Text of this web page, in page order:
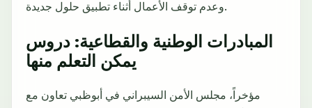
وعدم توقف الأعمال أثناء تطبيق حلول جديدة.
المبادرات الوطنية والقطاعية: دروس
يمكن التعلم منها
مؤخراً، مجلس الأمن السيبراني في أبوظبي تعاون مع